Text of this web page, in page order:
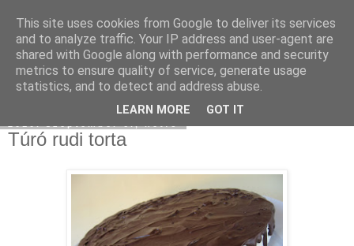
Moha Konyha
Túró rudi torta
This site uses cookies from Google to deliver its services
and to analyze traffic. Your IP address and user-agent are
shared with Google along with performance and security
metrics to ensure quality of service, generate usage
statistics, and to detect and address abuse.
LEARN MORE GOT IT